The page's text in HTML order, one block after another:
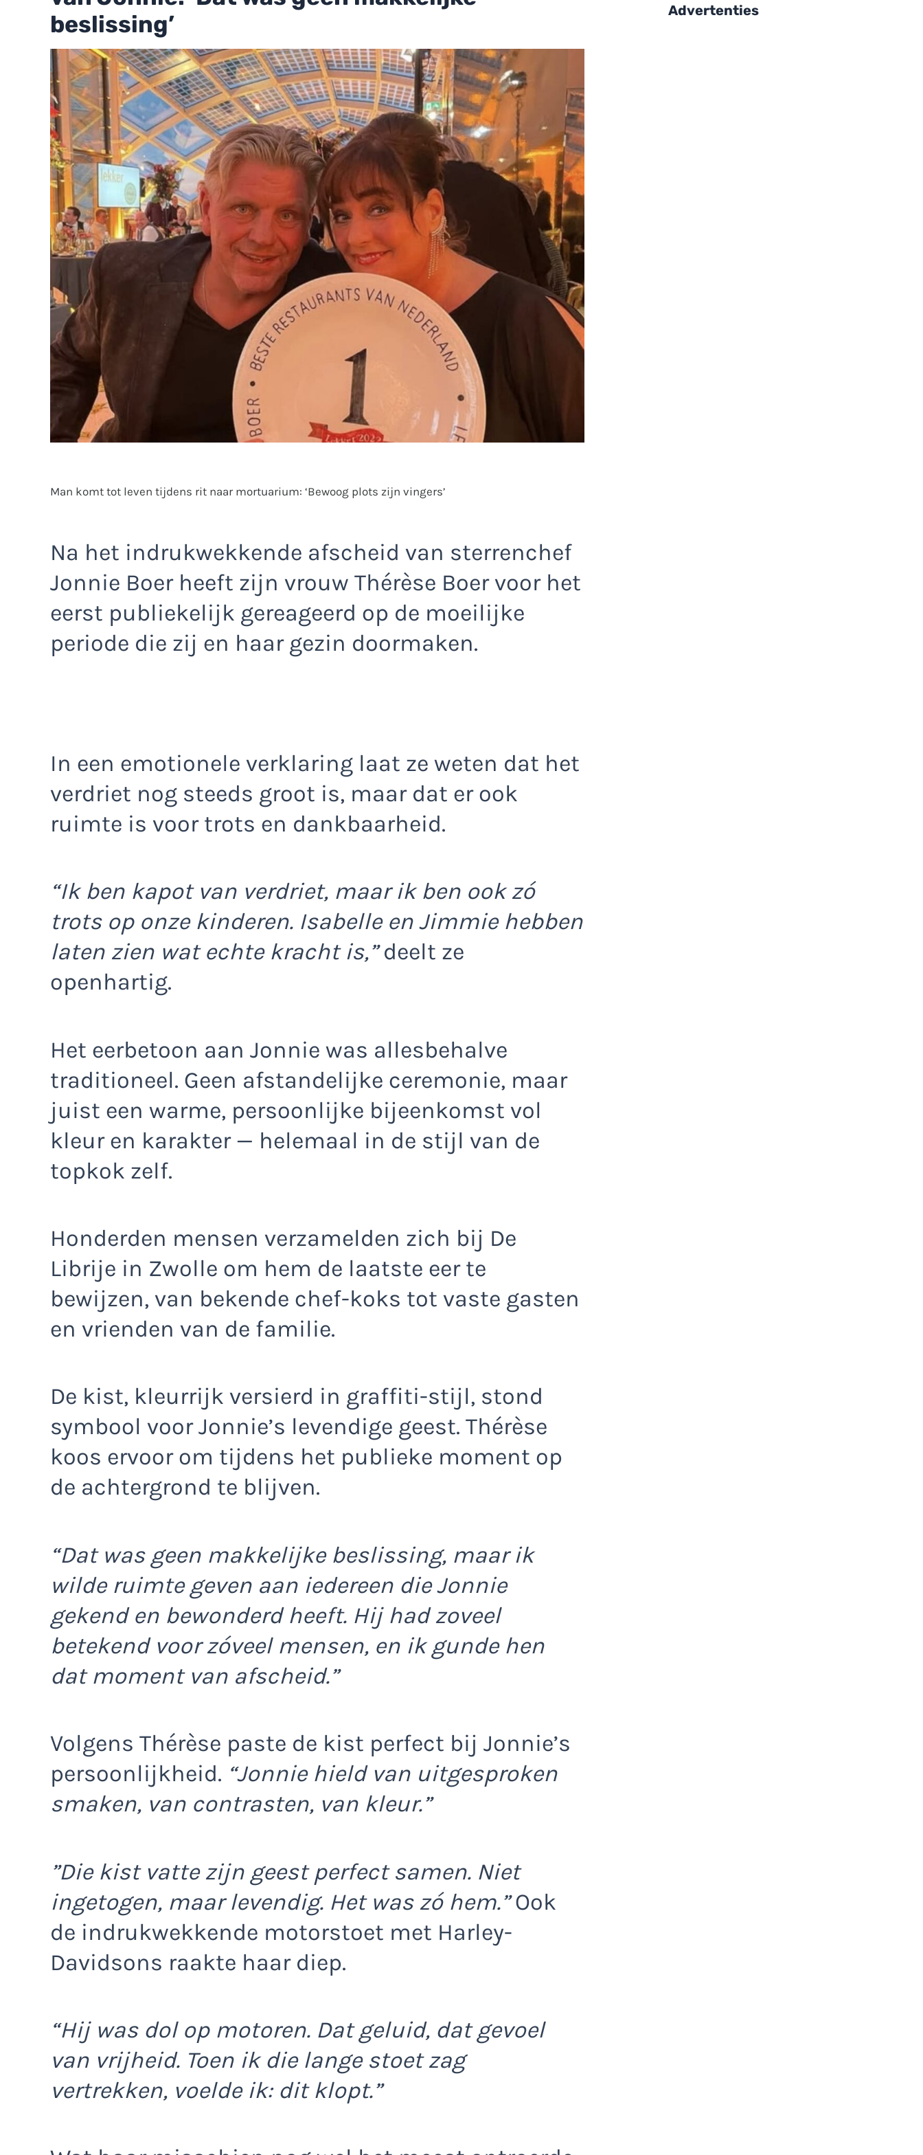
beslissing’
Man komt tot leven tijdens rit naar mortuarium: ‘Bewoog plots zijn vingers’
Na het indrukwekkende afscheid van sterrenchef
Jonnie Boer heeft zijn vrouw Thérèse Boer voor het
eerst publiekelijk gereageerd op de moeilijke
periode die zij en haar gezin doormaken.
In een emotionele verklaring laat ze weten dat het
verdriet nog steeds groot is, maar dat er ook
ruimte is voor trots en dankbaarheid.
“Ik ben kapot van verdriet, maar ik ben ook zó
trots op onze kinderen. Isabelle en Jimmie hebben
laten zien wat echte kracht is,”deelt ze
openhartig.
Het eerbetoon aan Jonnie was allesbehalve
traditioneel. Geen afstandelijke ceremonie, maar
juist een warme, persoonlijke bijeenkomst vol
kleur en karakter — helemaal in de stijl van de
topkok zelf.
Honderden mensen verzamelden zich bij De
Librije in Zwolle om hem de laatste eer te
bewijzen, van bekende chef-koks tot vaste gasten
en vrienden van de familie.
De kist, kleurrijk versierd in graffiti-stijl, stond
symbool voor Jonnie’s levendige geest. Thérèse
koos ervoor om tijdens het publieke moment op
de achtergrond te blijven.
“Dat was geen makkelijke beslissing, maar ik
wilde ruimte geven aan iedereen die Jonnie
gekend en bewonderd heeft. Hij had zoveel
betekend voor zóveel mensen, en ik gunde hen
dat moment van afscheid.”
Volgens Thérèse paste de kist perfect bij Jonnie’s
persoonlijkheid. “Jonnie hield van uitgesproken
smaken, van contrasten, van kleur.”
”Die kist vatte zijn geest perfect samen. Niet
ingetogen, maar levendig. Het was zó hem.”Ook
de indrukwekkende motorstoet met Harley-
Davidsons raakte haar diep.
“Hij was dol op motoren. Dat geluid, dat gevoel
van vrijheid. Toen ik die lange stoet zag
vertrekken, voelde ik: dit klopt.”
Advertenties